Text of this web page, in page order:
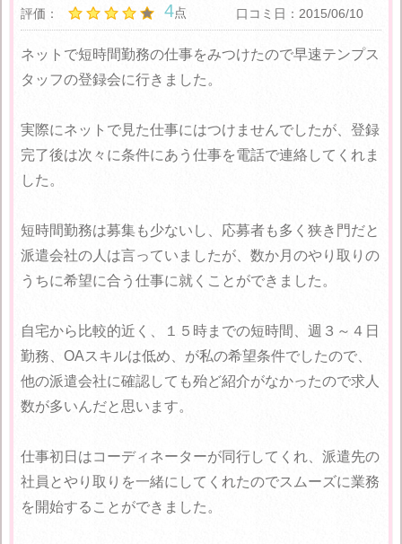
評価： 4点 口コミ日：2015/06/10
ネットで短時間勤務の仕事をみつけたので早速テンプス
タッフの登録会に行きました。
実際にネットで見た仕事にはつけませんでしたが、登録
完了後は次々に条件にあう仕事を電話で連絡してくれま
した。
短時間勤務は募集も少ないし、応募者も多く狭き門だと
派遣会社の人は言っていましたが、数か月のやり取りの
うちに希望に合う仕事に就くことができました。
自宅から比較的近く、１５時までの短時間、週３～４日
勤務、OAスキルは低め、が私の希望条件でしたので、
他の派遣会社に確認しても殆ど紹介がなかったので求人
数が多いんだと思います。
仕事初日はコーディネーターが同行してくれ、派遣先の
社員とやり取りを一緒にしてくれたのでスムーズに業務
を開始することができました。